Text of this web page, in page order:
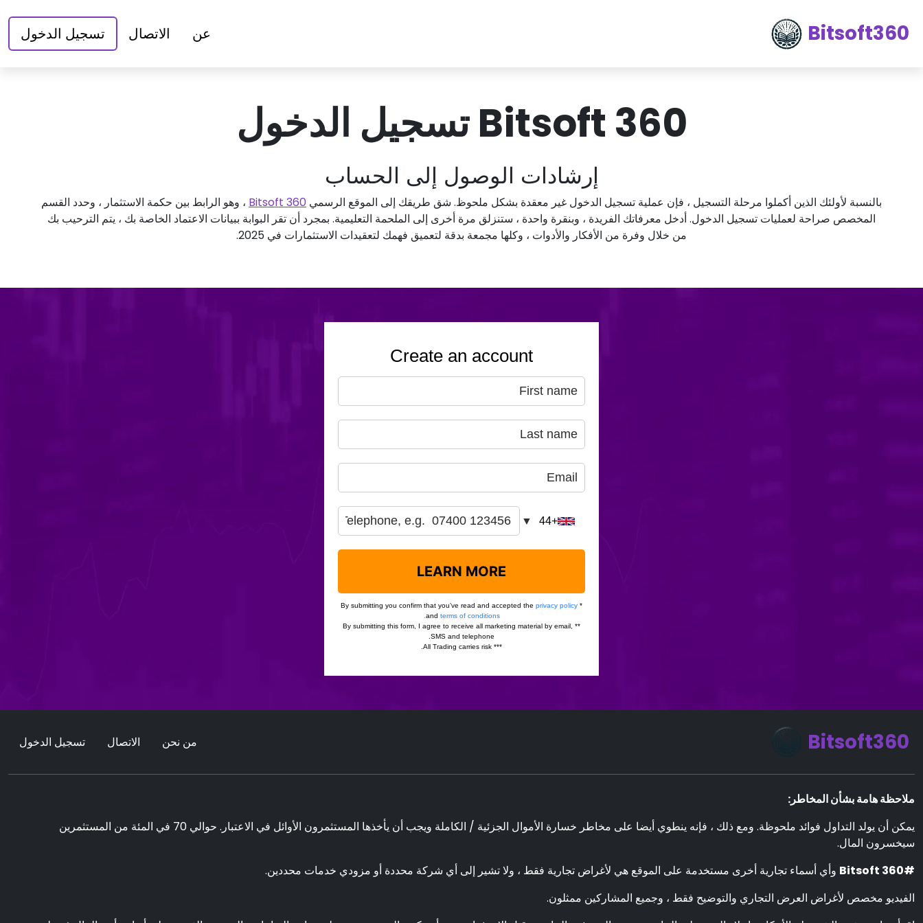
Bitsoft360 عن الاتصال تسجيل الدخول
Bitsoft 360 تسجيل الدخول
إرشادات الوصول إلى الحساب
بالنسبة لأولئك الذين أكملوا مرحلة التسجيل ، فإن عملية تسجيل الدخول غير معقدة بشكل ملحوظ. شق طريقك إلى الموقع الرسمي Bitsoft 360 ، وهو الرابط بين حكمة الاستثمار ، وحدد القسم
المخصص صراحة لعمليات تسجيل الدخول. أدخل معرفاتك الفريدة ، وبنقرة واحدة ، ستنزلق مرة أخرى إلى الملحمة التعليمية. بمجرد أن تقر البوابة ببيانات الاعتماد الخاصة بك ، يتم الترحيب بك
من خلال وفرة من الأفكار والأدوات ، وكلها مجمعة بدقة لتعميق فهمك لتعقيدات الاستثمارات في 2025.
Bitsoft360 من نحن الاتصال تسجيل الدخول
ملاحظة هامة بشأن المخاطر:
يمكن أن يولد التداول فوائد ملحوظة. ومع ذلك ، فإنه ينطوي أيضا على مخاطر خسارة الأموال الجزئية / الكاملة ويجب أن يأخذها المستثمرون الأوائل في الاعتبار. حوالي 70 في المئة من المستثمرين
سيخسرون المال.
#Bitsoft 360
وأي أسماء تجارية أخرى مستخدمة على الموقع هي لأغراض تجارية فقط ، ولا تشير إلى أي شركة محددة أو مزودي خدمات محددين.
الفيديو مخصص لأغراض العرض التجاري والتوضيح فقط ، وجميع المشاركين ممثلون.